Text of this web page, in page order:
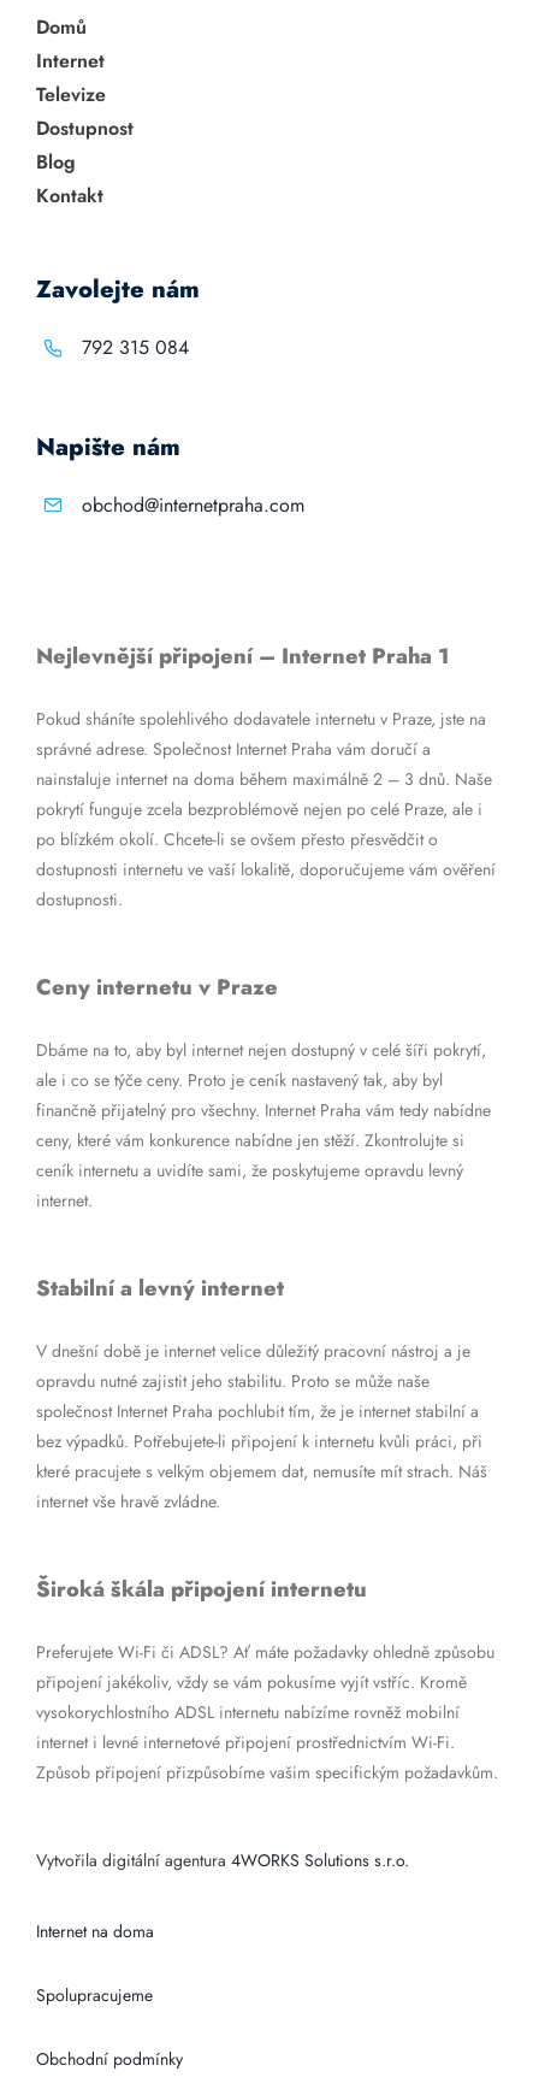
Domů
Internet
Televize
Dostupnost
Blog
Kontakt
Zavolejte nám
792 315 084
Napište nám
obchod@internetpraha.com
Nejlevnější připojení – Internet Praha 1
Pokud sháníte spolehlivého dodavatele internetu v Praze, jste na
správné adrese. Společnost Internet Praha vám doručí a
nainstaluje internet na doma během maximálně 2 – 3 dnů. Naše
pokrytí funguje zcela bezproblémově nejen po celé Praze, ale i
po blízkém okolí. Chcete-li se ovšem přesto přesvědčit o
dostupnosti internetu ve vaší lokalitě, doporučujeme vám ověření
dostupnosti.
Ceny internetu v Praze
Dbáme na to, aby byl internet nejen dostupný v celé šíři pokrytí,
ale i co se týče ceny. Proto je ceník nastavený tak, aby byl
finančně přijatelný pro všechny. Internet Praha vám tedy nabídne
ceny, které vám konkurence nabídne jen stěží. Zkontrolujte si
ceník internetu a uvidíte sami, že poskytujeme opravdu levný
internet.
Stabilní a levný internet
V dnešní době je internet velice důležitý pracovní nástroj a je
opravdu nutné zajistit jeho stabilitu. Proto se může naše
společnost Internet Praha pochlubit tím, že je internet stabilní a
bez výpadků. Potřebujete-li připojení k internetu kvůli práci, při
které pracujete s velkým objemem dat, nemusíte mít strach. Náš
internet vše hravě zvládne.
Široká škála připojení internetu
Preferujete Wi-Fi či ADSL? Ať máte požadavky ohledně způsobu
připojení jakékoliv, vždy se vám pokusíme vyjít vstříc. Kromě
vysokorychlostního ADSL internetu nabízíme rovněž mobilní
internet i levné internetové připojení prostřednictvím Wi-Fi.
Způsob připojení přizpůsobíme vašim specifickým požadavkům.
Vytvořila digitální agentura 4WORKS Solutions s.r.o.
Internet na doma
Spolupracujeme
Obchodní podmínky